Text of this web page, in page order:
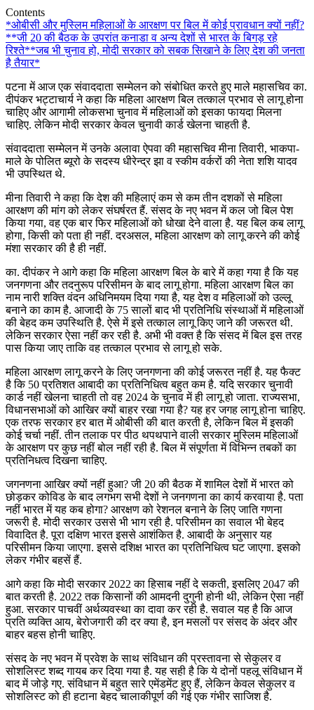
Contents
*ओबीसी और मुस्लिम महिलाओं के आरक्षण पर बिल में कोई प्रावधान क्यों नहीं?
**जी 20 की बैठक के उपरांत कनाडा व अन्य देशों से भारत के बिगड़ रहे
रिश्ते**जब भी चुनाव हो, मोदी सरकार को सबक सिखाने के लिए देश की जनता
है तैयार*
पटना में आज एक संवाददाता सम्मेलन को संबोधित करते हुए माले महासचिव का.
दीपंकर भट्टाचार्य ने कहा कि महिला आरक्षण बिल तत्काल प्रभाव से लागू होना
चाहिए और आगामी लोकसभा चुनाव में महिलाओं को इसका फायदा मिलना
चाहिए. लेकिन मोदी सरकार केवल चुनावी कार्ड खेलना चाहती है.
संवाददाता सम्मेलन में उनके अलावा ऐपवा की महासचिव मीना तिवारी, भाकपा-
माले के पोलित ब्यूरो के सदस्य धीरेन्द्र झा व स्कीम वर्करों की नेता शशि यादव
भी उपस्थित थे.
मीना तिवारी ने कहा कि देश की महिलाएं कम से कम तीन दशकों से महिला
आरक्षण की मांग को लेकर संघर्षरत हैं. संसद के नए भवन में कल जो बिल पेश
किया गया, वह एक बार फिर महिलाओं को धोखा देने वाला है. यह बिल कब लागू
होगा, किसी को पता ही नहीं. दरअसल, महिला आरक्षण को लागू करने की कोई
मंशा सरकार की है ही नहीं.
का. दीपंकर ने आगे कहा कि महिला आरक्षण बिल के बारे में कहा गया है कि यह
जनगणना और तदनुरूप परिसीमन के बाद लागू होगा. महिला आरक्षण बिल का
नाम नारी शक्ति वंदन अधिनिमयम दिया गया है, यह देश व महिलाओं को उल्लू
बनाने का काम है. आजादी के 75 सालों बाद भी प्रतिनिधि संस्थाओं में महिलाओं
की बेहद कम उपस्थिति है. ऐसे में इसे तत्काल लागू किए जाने की जरूरत थी.
लेकिन सरकार ऐसा नहीं कर रही है. अभी भी वक्त है कि संसद में बिल इस तरह
पास किया जाए ताकि वह तत्काल प्रभाव से लागू हो सके.
महिला आरक्षण लागू करने के लिए जनगणना की कोई जरूरत नहीं है. यह फैक्ट
है कि 50 प्रतिशत आबादी का प्रतिनिधित्व बहुत कम है. यदि सरकार चुनावी
कार्ड नहीं खेलना चाहती तो वह 2024 के चुनाव में ही लागू हो जाता. राज्यसभा,
विधानसभाओं को आखिर क्यों बाहर रखा गया है? यह हर जगह लागू होना चाहिए.
एक तरफ सरकार हर बात में ओबीसी की बात करती है, लेकिन बिल में इसकी
कोई चर्चा नहीं. तीन तलाक पर पीठ थपथपाने वाली सरकार मुस्लिम महिलाओं
के आरक्षण पर कुछ नहीं बोल नहीं रही है. बिल में संपूर्णता में विभिन्न तबकों का
प्रतिनिधत्व दिखना चाहिए.
जगनणना आखिर क्यों नहीं हुआ? जी 20 की बैठक में शामिल देशों में भारत को
छोड़कर कोविड के बाद लगभग सभी देशों ने जनगणना का कार्य करवाया है. पता
नहीं भारत में यह कब होगा? आरक्षण को रेशनल बनाने के लिए जाति गणना
जरूरी है. मोदी सरकार उससे भी भाग रही है. परिसीमन का सवाल भी बेहद
विवादित है. पूरा दक्षिण भारत इससे आशंकित है. आबादी के अनुसार यह
परिसीमन किया जाएगा. इससे दशिक्ष भारत का प्रतिनिधित्व घट जाएगा. इसको
लेकर गंभीर बहसें हैं.
आगे कहा कि मोदी सरकार 2022 का हिसाब नहीं दे सकती, इसलिए 2047 की
बात करती है. 2022 तक किसानों की आमदनी दुगुनी होनी थी, लेकिन ऐसा नहीं
हुआ. सरकार पाचवीं अर्थव्यवस्था का दावा कर रही है. सवाल यह है कि आज
प्रति व्यक्ति आय, बेरोजगारी की दर क्या है, इन मसलों पर संसद के अंदर और
बाहर बहस होनी चाहिए.
संसद के नए भवन में प्रवेश के साथ संविधान की प्रस्तावना से सेकुलर व
सोशलिस्ट शब्द गायब कर दिया गया है. यह सही है कि ये दोनों पहलू संविधान में
बाद में जोड़े गए. संविधान में बहुत सारे एमेंडमेंट हुए हैं, लेकिन केवल सेकुलर व
सोशलिस्ट को ही हटाना बेहद चालाकीपूर्ण की गई एक गंभीर साजिश है.